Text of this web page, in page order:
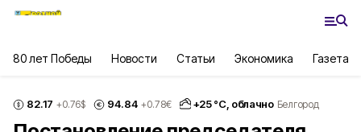
80 лет Победы Новости Статьи Экономика Газета
82.17 +0.76$ 94.84 +0.78€ +25°С, облачно Белгород